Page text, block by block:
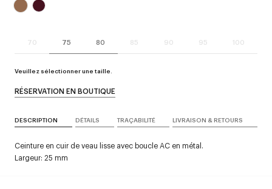
70 75 80 85 90 95 100
Veuillez sélectionner une taille.
RÉSERVATION EN BOUTIQUE
DESCRIPTION DÉTAILS TRAÇABILITÉ LIVRAISON & RETOURS
Ceinture en cuir de veau lisse avec boucle AC en métal.
Largeur: 25 mm